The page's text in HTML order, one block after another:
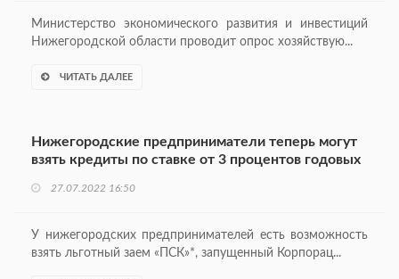
Министерство экономического развития и инвестиций
Нижегородской области проводит опрос хозяйствую...
ЧИТАТЬ ДАЛЕЕ
Нижегородские предприниматели теперь могут
взять кредиты по ставке от 3 процентов годовых
27.07.2022 16:50
У нижегородских предпринимателей есть возможность
взять льготный заем «ПСК»*, запущенный Корпорац...